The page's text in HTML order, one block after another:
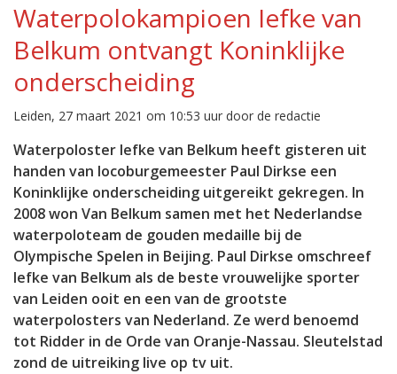
Waterpolokampioen Iefke van
Belkum ontvangt Koninklijke
onderscheiding
Leiden, 27 maart 2021 om 10:53 uur door de redactie
Waterpoloster Iefke van Belkum heeft gisteren uit
handen van locoburgemeester Paul Dirkse een
Koninklijke onderscheiding uitgereikt gekregen. In
2008 won Van Belkum samen met het Nederlandse
waterpoloteam de gouden medaille bij de
Olympische Spelen in Beijing. Paul Dirkse omschreef
Iefke van Belkum als de beste vrouwelijke sporter
van Leiden ooit en een van de grootste
waterpolosters van Nederland. Ze werd benoemd
tot Ridder in de Orde van Oranje-Nassau. Sleutelstad
zond de uitreiking live op tv uit.